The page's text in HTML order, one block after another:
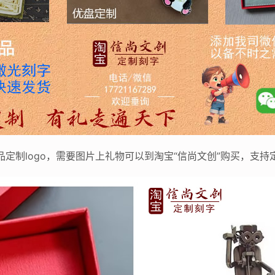
定制logo，需要图片上礼物可以到淘宝“信尚文创”购买，支持